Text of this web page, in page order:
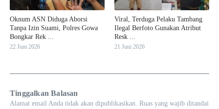
Oknum ASN Diduga Aborsi
Tanpa Izin Suami, Polres Gowa
Bongkar Rek ...
22 Juni 2026
Viral, Terduga Pelaku Tambang
Ilegal Berfoto Gunakan Atribut
Resk ...
21 Juni 2026
Tinggalkan Balasan
Alamat email Anda tidak akan dipublikasikan. Ruas yang wajib ditandai